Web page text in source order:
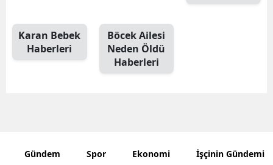
Karan Bebek
Haberleri
Böcek Ailesi
Neden Öldü
Haberleri
Gündem Spor Ekonomi İşçinin Gündemi